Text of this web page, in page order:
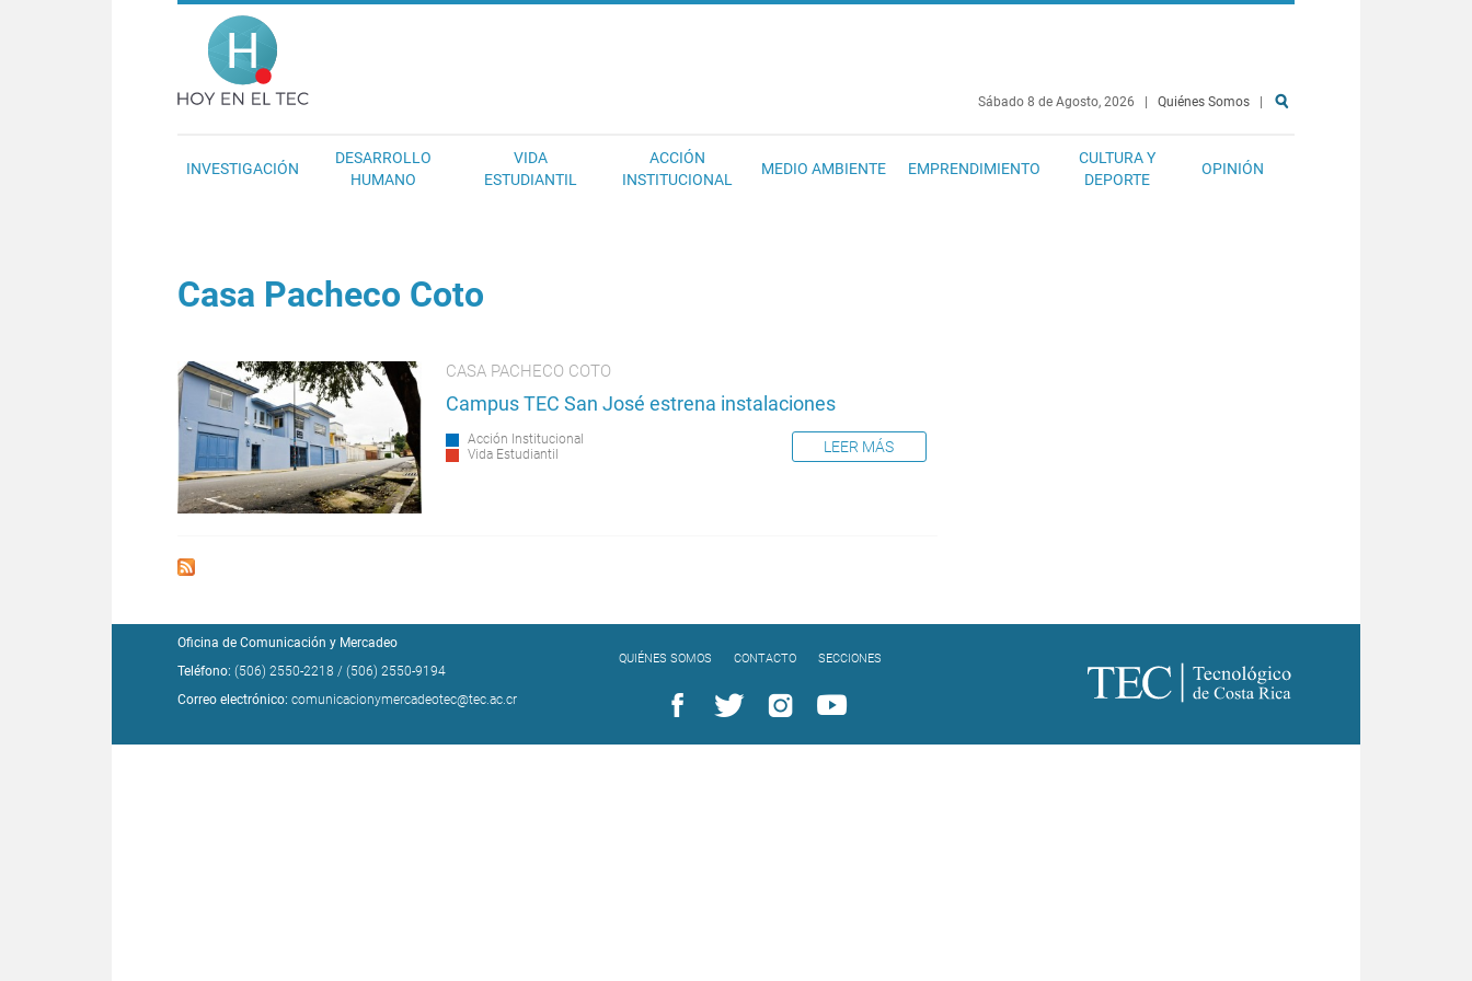
Pasar al contenido principal
Sábado 8 de Agosto, 2026 Quiénes Somos
INVESTIGACIÓN
DESARROLLO
HUMANO
VIDA
ESTUDIANTIL
ACCIÓN
INSTITUCIONAL
MEDIO AMBIENTE EMPRENDIMIENTO
CULTURA Y
DEPORTE
OPINIÓN
Casa Pacheco Coto
CASA PACHECO COTO
Campus TEC San José estrena instalaciones
Acción Institucional
Vida Estudiantil
LEER MÁS
Oficina de Comunicación y Mercadeo
Teléfono: (506) 2550-2218 / (506) 2550-9194
Correo electrónico: comunicacionymercadeotec@tec.ac.cr
QUIÉNES SOMOS CONTACTO SECCIONES